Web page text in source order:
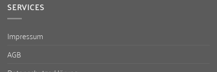
SERVICES
Impressum
AGB